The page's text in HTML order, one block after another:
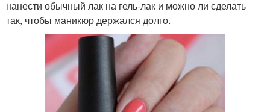
нанести обычный лак на гель-лак и можно ли сделать
так, чтобы маникюр держался долго.